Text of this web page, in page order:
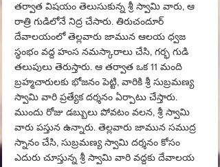
తర్వాత విషయం తెలుసుకున్న శ్రీ స్వామి వారు, ఆ
రాత్రి గుడిలోనే నిద్ర చేసారు. తిరుచందూర్
దేవాలయంలో తెల్లవారు జామున ఆలయ ధ్వజ
స్థంభం వద్ద హంస నమస్కారాలు చేసి, గర్భ గుడి
తలుపులు తెరుస్తారు. ఆ తర్వాత ఒక 11 మంది
బ్రహ్మచారులకు భోజనం పెట్టి, వారికి శ్రీ సుబ్రమణ్య
స్వామి వారి ప్రత్యేక దర్శనం ఏర్పాటు చేస్తారు.
ముందు రోజు డబ్బులు పోవటం వలన, శ్రీ స్వామి
వారు పస్తున ఉన్నారు. తెల్లవారు జామున సముద్ర
స్నానం చేసి, సుబ్రమణ్య స్వామి దర్శనం కోసం
ఎదురు చూస్తున్న శ్రీ స్వామి వారి వద్దకు దేవాలయ